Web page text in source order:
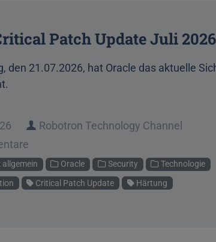
Patch Update Juli 2026
den 21.07.2026, hat Oracle das aktuelle
Autor
Robotron Technology Channel
Unterhaltung
allgemein Oracle Security Technologie
Critical Patch Update Härtung